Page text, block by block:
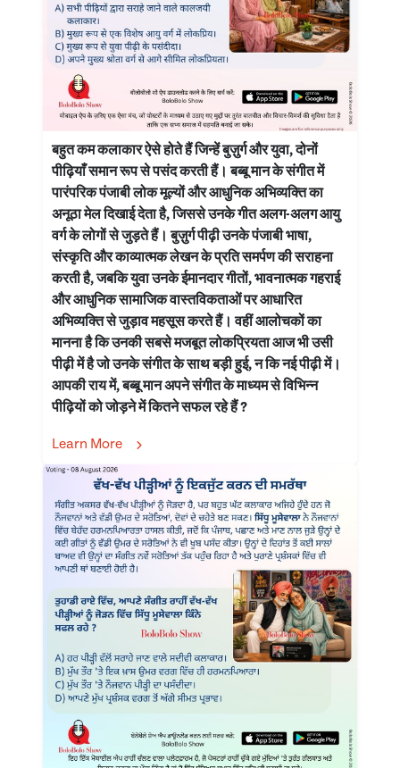
बहुत कम कलाकार ऐसे होते हैं जिन्हें बुज़ुर्ग और युवा, दोनों
पीढ़ियाँ समान रूप से पसंद करती हैं। बब्बू मान के संगीत में
पारंपरिक पंजाबी लोक मूल्यों और आधुनिक अभिव्यक्ति का
अनूठा मेल दिखाई देता है, जिससे उनके गीत अलग-अलग आयु
वर्ग के लोगों से जुड़ते हैं। बुज़ुर्ग पीढ़ी उनके पंजाबी भाषा,
संस्कृति और काव्यात्मक लेखन के प्रति समर्पण की सराहना
करती है, जबकि युवा उनके ईमानदार गीतों, भावनात्मक गहराई
और आधुनिक सामाजिक वास्तविकताओं पर आधारित
अभिव्यक्ति से जुड़ाव महसूस करते हैं। वहीं आलोचकों का
मानना है कि उनकी सबसे मजबूत लोकप्रियता आज भी उसी
पीढ़ी में है जो उनके संगीत के साथ बड़ी हुई, न कि नई पीढ़ी में।
आपकी राय में, बब्बू मान अपने संगीत के माध्यम से विभिन्न
पीढ़ियों को जोड़ने में कितने सफल रहे हैं ?
Learn More